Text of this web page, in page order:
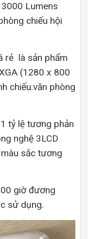
Lumens
chiếu hội
rẻ là sản phẩm
(1280 x 800
chiếu.văn phòng
tỷ lệ tương phản
nghệ 3LCD
sắc tương
giờ đương
sử dụng.